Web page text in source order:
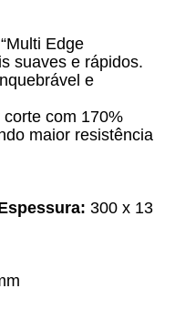
Edge
suaves e rápidos.
e
com 170%
maior resistência
300 x 13